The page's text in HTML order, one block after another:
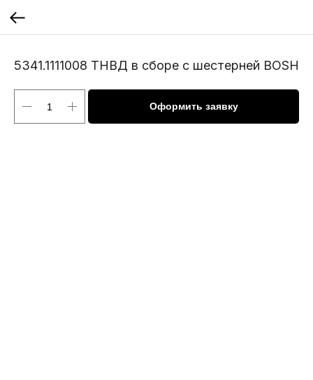
5341.1111008 ТНВД в сборе с шестерней BOSH
Оформить заявку